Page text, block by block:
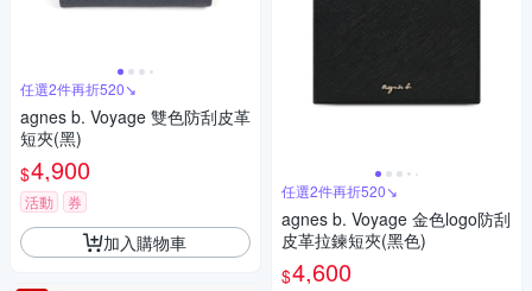
任選2件再折520↘
agnes b. Voyage 雙色防刮皮革
短夾(黑)
$4,900
活動 券
加入購物車
任選2件再折520↘
agnes b. Voyage 金色logo防刮
皮革拉鍊短夾(黑色)
$4,600